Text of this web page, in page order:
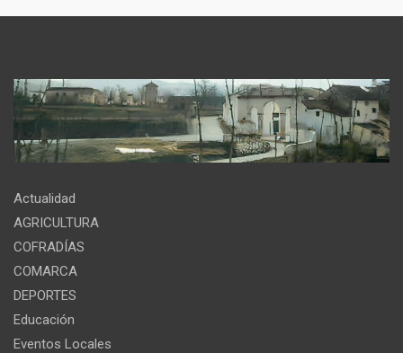
Actualidad
AGRICULTURA
COFRADÍAS
COMARCA
DEPORTES
Educación
Eventos Locales